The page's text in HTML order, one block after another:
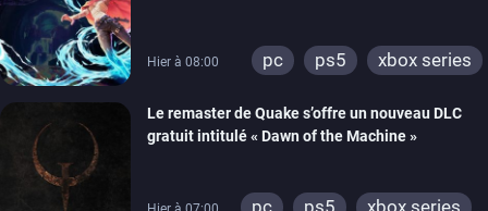
Hier à 08:00 pc ps5 xbox series
Le remaster de Quake s’offre un nouveau DLC
gratuit intitulé « Dawn of the Machine »